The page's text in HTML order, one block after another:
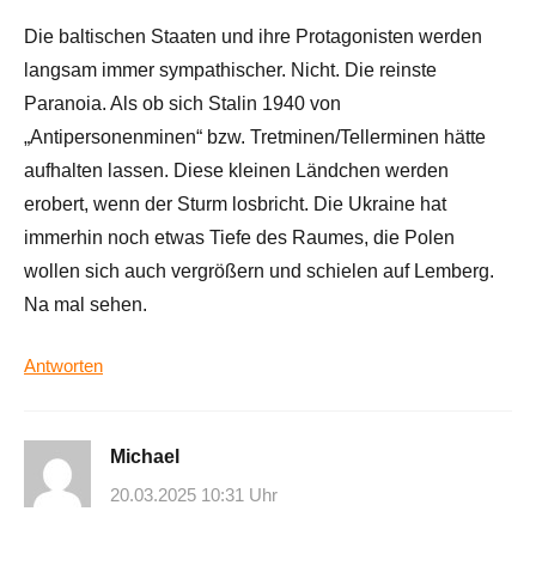
Die baltischen Staaten und ihre Protagonisten werden
langsam immer sympathischer. Nicht. Die reinste
Paranoia. Als ob sich Stalin 1940 von
„Antipersonenminen“ bzw. Tretminen/Tellerminen hätte
aufhalten lassen. Diese kleinen Ländchen werden
erobert, wenn der Sturm losbricht. Die Ukraine hat
immerhin noch etwas Tiefe des Raumes, die Polen
wollen sich auch vergrößern und schielen auf Lemberg.
Na mal sehen.
Antworten
Michael
20.03.2025 10:31 Uhr